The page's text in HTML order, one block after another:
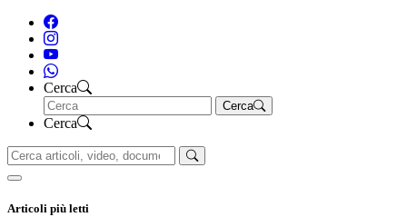
Cerca
Cerca
Cerca
Articoli più letti